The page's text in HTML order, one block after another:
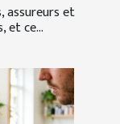
assureurs et
et ce...